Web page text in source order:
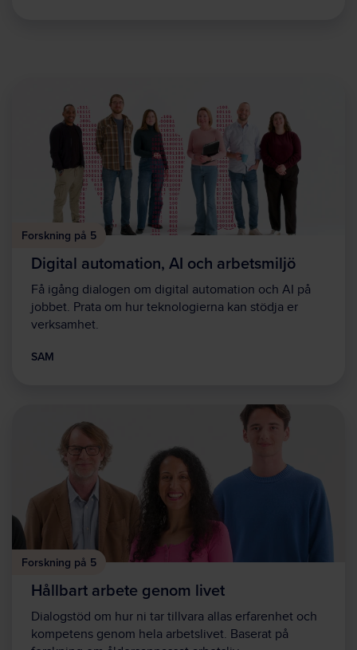
Forskning på 5
Digital automation, AI och arbetsmiljö
Få igång dialogen om digital automation och AI på
jobbet. Prata om hur teknologierna kan stödja er
verksamhet.
SAM
Forskning på 5
Hållbart arbete genom livet
Dialogstöd om hur ni tar tillvara allas erfarenhet och
kompetens genom hela arbetslivet. Baserat på